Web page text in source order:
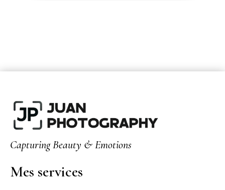
Capturing Beauty & Emotions
Mes services